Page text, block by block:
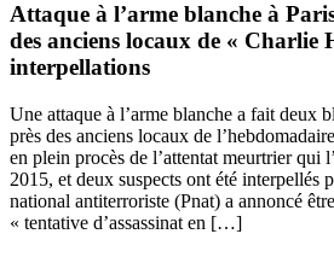
Attaque à l’arme blanche à
des anciens locaux de « Charlie
interpellations
Une attaque à l’arme blanche a fait deux
près des anciens locaux de
en plein procès de l’attentat meurtrier qui
2015, et deux suspects ont été interpellés
national antiterroriste (Pnat) a annoncé
« tentative d’assassinat en […]